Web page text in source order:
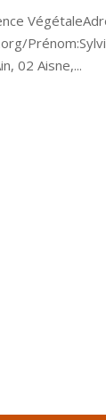
02 Aisne,...